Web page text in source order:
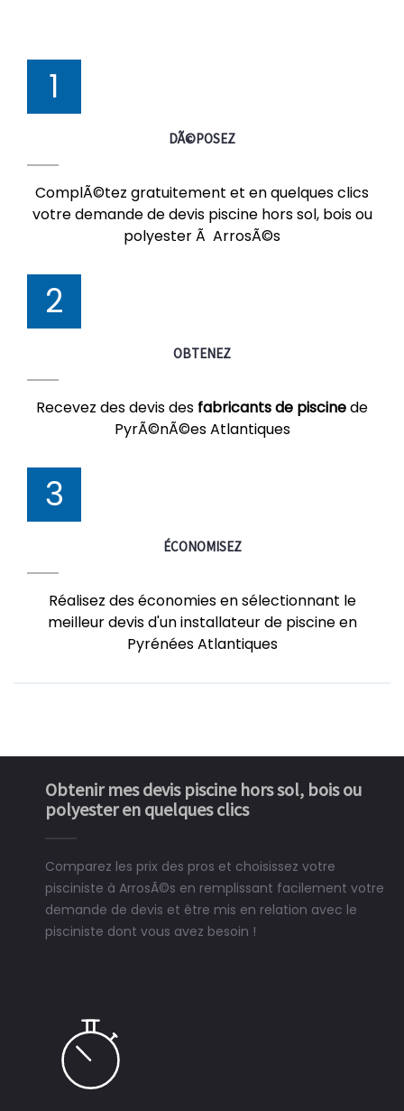
1
DÃ©POSEZ
ComplÃ©tez gratuitement et en quelques clics
votre demande de devis piscine hors sol, bois ou
polyester Ã ArrosÃ©s
2
OBTENEZ
Recevez des devis des fabricants de piscinede
PyrÃ©nÃ©es Atlantiques
3
ÉCONOMISEZ
Réalisez des économies en sélectionnant le
meilleur devis d'un installateur de piscine en
Pyrénées Atlantiques
Obtenir mes devis piscine hors sol, bois ou
polyester en quelques clics
Comparez les prix des pros et choisissez votre
pisciniste à ArrosÃ©s en remplissant facilement votre
demande de devis et être mis en relation avec le
pisciniste dont vous avez besoin !